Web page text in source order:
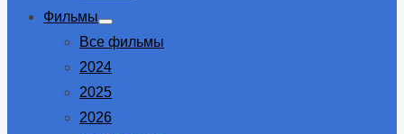
Фильмы
Show
sub
Все фильмы
2024
2025
2026